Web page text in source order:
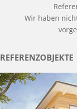
Wir haben
REFERENZOBJEKTE